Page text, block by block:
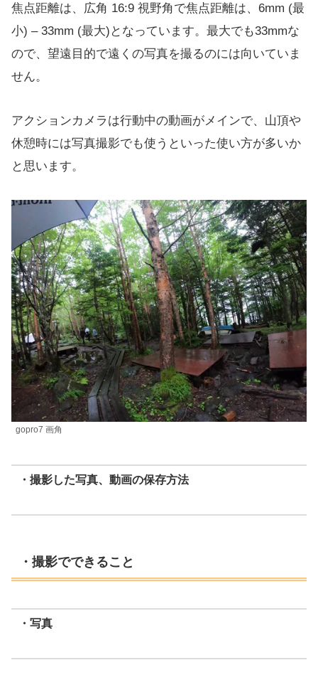
焦点距離は、広角 16:9 視野角で焦点距離は、6mm (最
小) – 33mm (最大)となっています。最大でも33mmな
ので、望遠目的で遠くの写真を撮るのには向いていま
せん。
アクションカメラは行動中の動画がメインで、山頂や
休憩時には写真撮影でも使うといった使い方が多いか
と思います。
gopro7 画角
・撮影した写真、動画の保存方法
・撮影でできること
・写真